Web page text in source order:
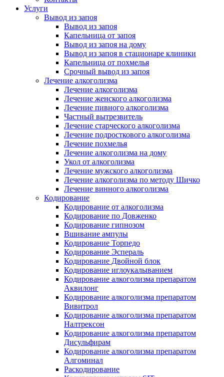
Услуги
Вывод из запоя
Вывод из запоя
Капельница от запоя
Вывод из запоя на дому
Вывод из запоя в стационаре клиники
Капельница от похмелья
Срочный вывод из запоя
Лечение алкоголизма
Лечение алкоголизма
Лечение женского алкоголизма
Лечение пивного алкоголизма
Частный вытрезвитель
Лечение старческого алкоголизма
Лечение подросткового алкоголизма
Лечение похмелья
Лечение алкоголизма на дому
Укол от алкоголизма
Лечение мужского алкоголизма
Лечение алкоголизма по методу Шичко
Лечение винного алкоголизма
Кодирование
Кодирование от алкоголизма
Кодирование по Довженко
Кодирование гипнозом
Вшивание ампулы
Кодирование Торпедо
Кодирование Эспераль
Кодирование Двойной блок
Кодирование иглоукалыванием
Кодирование алкоголизма препаратом
Аквилонг
Кодирование алкоголизма препаратом
Вивитрол
Кодирование алкоголизма препаратом
Налтрексон
Кодирование алкоголизма препаратом
Дисульфирам
Кодирование алкоголизма препаратом
Алгоминал
Раскодирование